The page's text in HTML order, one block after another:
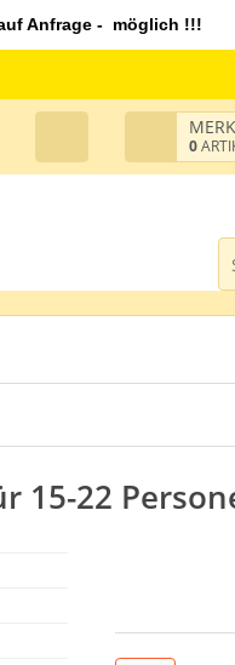
Anfrage - möglich !!!
0
15-22